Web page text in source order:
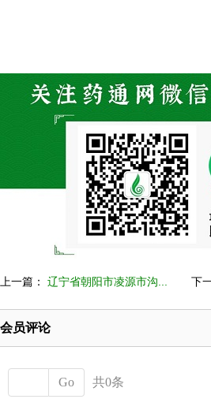
上一篇： 辽宁省朝阳市凌源市沟... 下
会员评论
Go 共0条